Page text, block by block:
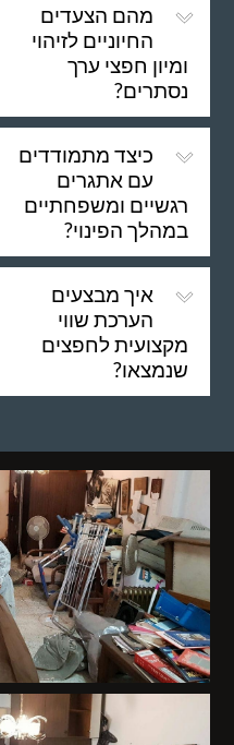
מהם הצעדים
החיוניים לזיהוי
ומיון חפצי ערך
נסתרים?
כיצד מתמודדים
עם אתגרים
רגשיים ומשפחתיים
במהלך הפינוי?
איך מבצעים
הערכת שווי
מקצועית לחפצים
שנמצאו?